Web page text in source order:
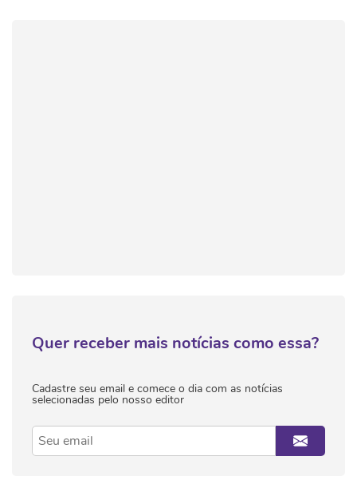
Quer receber mais notícias como essa?
Cadastre seu email e comece o dia com as notícias
selecionadas pelo nosso editor